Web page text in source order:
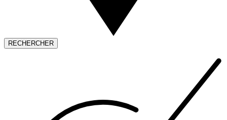
RECHERCHER